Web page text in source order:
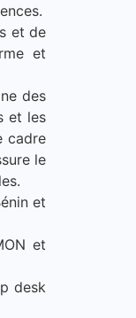
et de
et
des
et les
cadre
le
et
et
desk